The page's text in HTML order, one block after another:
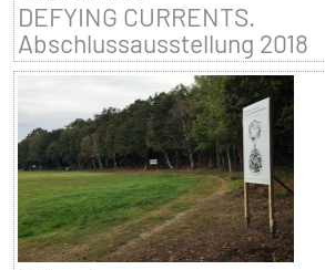
DEFYING CURRENTS.
Abschlussausstellung 2018